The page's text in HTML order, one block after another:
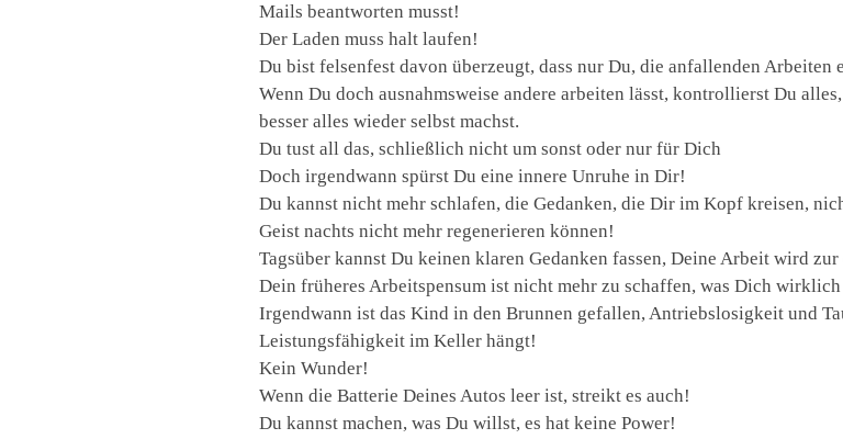
Mails beantworten musst!
Der Laden muss halt laufen!
Du bist felsenfest davon überzeugt, dass nur Du, die anfallenden
Wenn Du doch ausnahmsweise andere arbeiten lässt, kontrollierst Du
besser alles wieder selbst machst.
Du tust all das, schließlich nicht um sonst oder nur für Dich
Doch irgendwann spürst Du eine innere Unruhe in Dir!
Du kannst nicht mehr schlafen, die Gedanken, die Dir im Kopf kreisen,
Geist nachts nicht mehr regenerieren können!
Tagsüber kannst Du keinen klaren Gedanken fassen, Deine Arbeit wird
Dein früheres Arbeitspensum ist nicht mehr zu schaffen, was Dich
Irgendwann ist das Kind in den Brunnen gefallen, Antriebslosigkeit und
Leistungsfähigkeit im Keller hängt!
Kein Wunder!
Wenn die Batterie Deines Autos leer ist, streikt es auch!
Du kannst machen, was Du willst, es hat keine Power!